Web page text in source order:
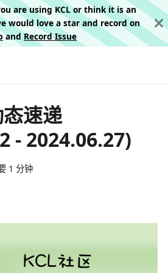
are using KCL or think it is an
would love a star and record on
and Record Issue
速递
- 2024.06.27)
1 分钟